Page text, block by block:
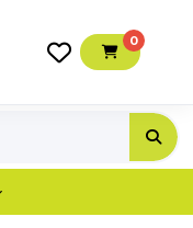
0